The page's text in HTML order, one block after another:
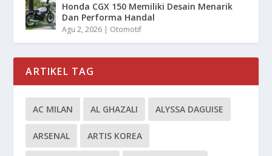
Honda CGX 150 Memiliki Desain Menarik
Dan Performa Handal
Agu 2, 2026 | Otomotif
ARTIKEL TAG
AC MILAN AL GHAZALI ALYSSA DAGUISE
ARSENAL ARTIS KOREA